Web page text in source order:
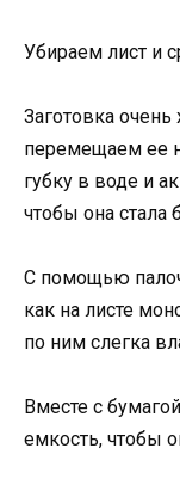
Убираем лист и
Заготовка очень
перемещаем ее
губку в воде и
чтобы она стала
С помощью
как на листе
по ним слегка
Вместе с
емкость, чтобы